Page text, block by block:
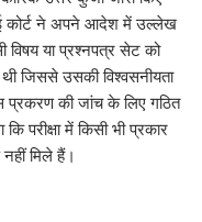
कोर्ट ने अपने आदेश में उल्लेख
या प्रश्नपत्र सेट को
जिससे उसकी विश्वसनीयता
प्रकरण की जांच के लिए गठित
परीक्षा में किसी भी प्रकार
मिले हैं।